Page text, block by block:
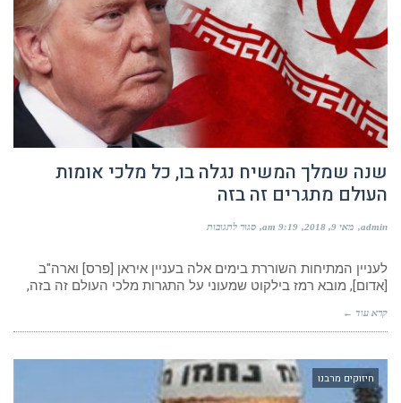
שנה שמלך המשיח נגלה בו, כל מלכי אומות
העולם מתגרים זה בזה
admin מאי 9, 2018 9:19 am סגור לתגובות
המשיח
בו,
אומות
מתגרים
זה
בזה
לעניין המתיחות השוררת בימים אלה בעניין איראן [פרס] וארה"ב
[אדום], מובא רמז בילקוט שמעוני על התגרות מלכי העולם זה בזה,
קרא עוד ←
חיזוקים מרבנו